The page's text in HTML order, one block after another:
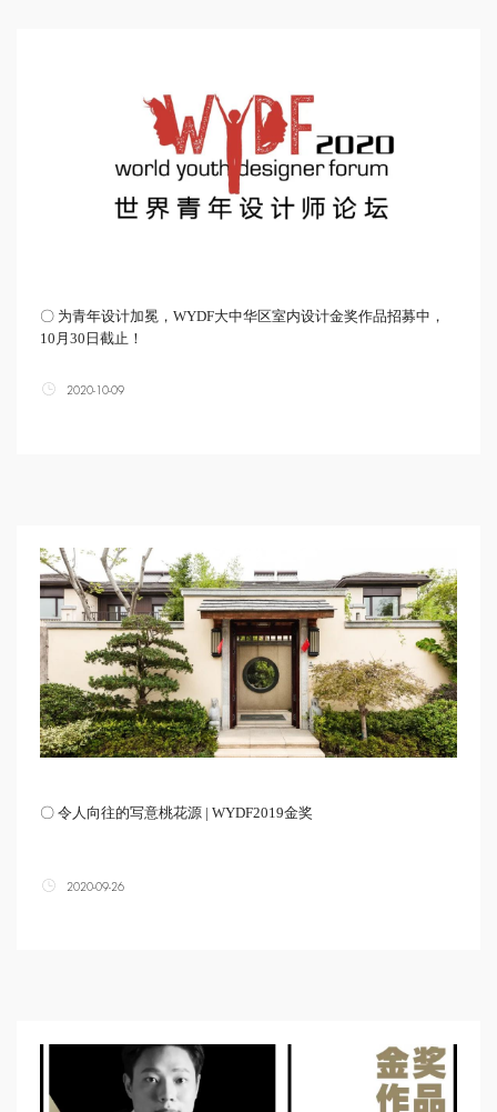
〇 为青年设计加冕，WYDF大中华区室内设计金奖作品招募中，
10月30日截止！
2020-10-09
〇 令人向往的写意桃花源 | WYDF2019金奖
2020-09-26